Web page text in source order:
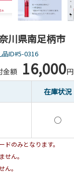
川県南足柄市
品ID#5-0316
金額 16,000円
在庫状況
○
のみとなります。
ん。
。